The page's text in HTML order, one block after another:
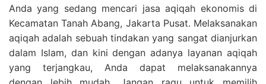
Anda yang sedang mencari jasa aqiqah ekonomis di
Kecamatan Tanah Abang, Jakarta Pusat. Melaksanakan
aqiqah adalah sebuah tindakan yang sangat dianjurkan
dalam Islam, dan kini dengan adanya layanan aqiqah
yang terjangkau, Anda dapat melaksanakannya